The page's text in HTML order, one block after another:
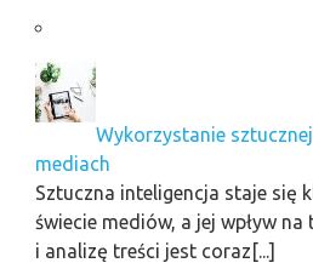
Wykorzystanie
mediach
Sztuczna inteligencja staje się
świecie mediów, a jej wpływ
i analizę treści jest coraz[...]